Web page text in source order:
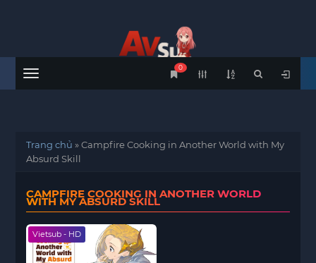
Menu
0
Trang chủ »Campfire Cooking in Another World with My
Absurd Skill
CAMPFIRE COOKING IN ANOTHER WORLD
WITH MY ABSURD SKILL
Vietsub - HD